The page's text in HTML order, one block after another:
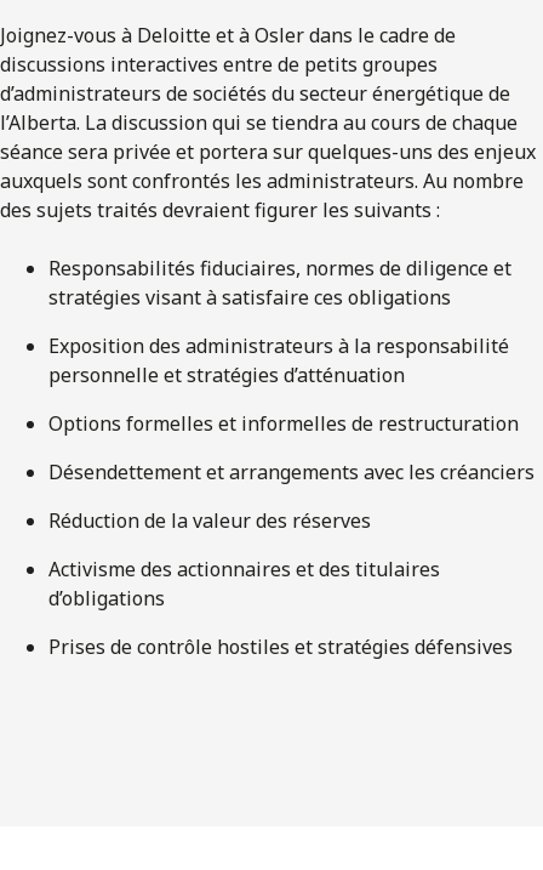
Joignez-vous à Deloitte et à Osler dans le cadre de
discussions interactives entre de petits groupes
d’administrateurs de sociétés du secteur énergétique de
l’Alberta. La discussion qui se tiendra au cours de chaque
séance sera privée et portera sur quelques-uns des enjeux
auxquels sont confrontés les administrateurs. Au nombre
des sujets traités devraient figurer les suivants :
Responsabilités fiduciaires, normes de diligence et
stratégies visant à satisfaire ces obligations
Exposition des administrateurs à la responsabilité
personnelle et stratégies d’atténuation
Options formelles et informelles de restructuration
Désendettement et arrangements avec les créanciers
Réduction de la valeur des réserves
Activisme des actionnaires et des titulaires
d’obligations
Prises de contrôle hostiles et stratégies défensives